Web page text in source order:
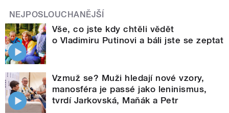
NEJPOSLOUCHANĚJŠÍ
Vše, co jste kdy chtěli vědět
o Vladimiru Putinovi a báli jste se zeptat
Vzmuž se? Muži hledají nové vzory,
manosféra je passé jako leninismus,
tvrdí Jarkovská, Maňák a Petr